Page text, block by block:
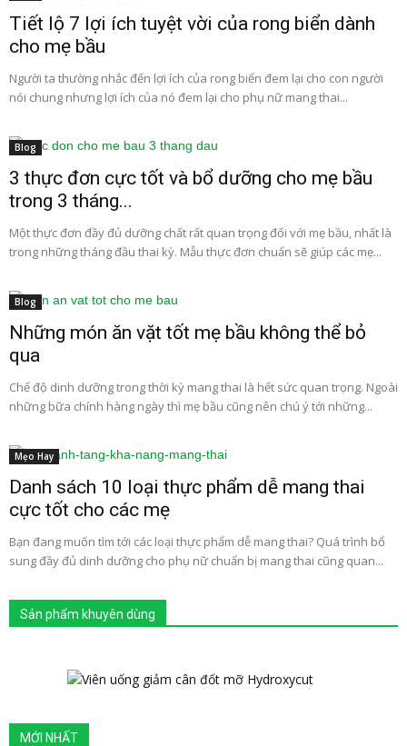
Tiết lộ 7 lợi ích tuyệt vời của rong biển dành
cho mẹ bầu
Người ta thường nhắc đến lợi ích của rong biển đem lại cho con người
nói chung nhưng lợi ích của nó đem lại cho phụ nữ mang thai...
Blog
3 thực đơn cực tốt và bổ dưỡng cho mẹ bầu
trong 3 tháng...
Một thực đơn đầy đủ dưỡng chất rất quan trọng đối với mẹ bầu, nhất là
trong những tháng đầu thai kỳ. Mẫu thực đơn chuẩn sẽ giúp các mẹ...
Blog
Những món ăn vặt tốt mẹ bầu không thể bỏ
qua
Chế độ dinh dưỡng trong thời kỳ mang thai là hết sức quan trọng. Ngoài
những bữa chính hàng ngày thì mẹ bầu cũng nên chú ý tới những...
Mẹo Hay
Danh sách 10 loại thực phẩm dễ mang thai
cực tốt cho các mẹ
Bạn đang muốn tìm tới các loại thực phẩm dễ mang thai? Quá trình bổ
sung đầy đủ dinh dưỡng cho phụ nữ chuẩn bị mang thai cũng quan...
Sản phẩm khuyên dùng
MỚI NHẤT